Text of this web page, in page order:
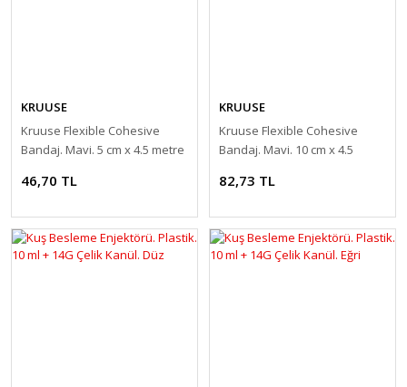
KRUUSE
Kruuse Flexible Cohesive
Bandaj. Mavi. 5 cm x 4.5 metre
46,70 TL
KRUUSE
Kruuse Flexible Cohesive
Bandaj. Mavi. 10 cm x 4.5
82,73 TL